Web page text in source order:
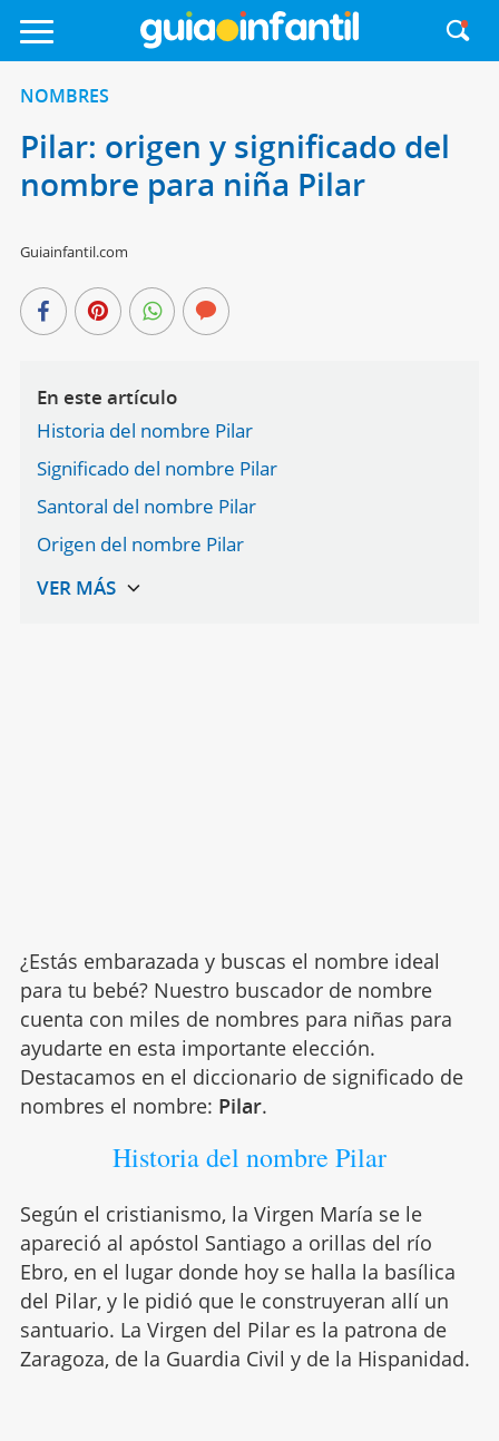
NOMBRES
Pilar: origen y significado del
nombre para niña Pilar
Guiainfantil.com
En este artículo
Historia del nombre Pilar
Significado del nombre Pilar
Santoral del nombre Pilar
Origen del nombre Pilar
¿Estás embarazada y buscas el nombre ideal
para tu bebé? Nuestro buscador de nombre
cuenta con miles de nombres para niñas para
ayudarte en esta importante elección.
Destacamos en el diccionario de significado de
nombres el nombre: Pilar.
Historia del nombre Pilar
Según el cristianismo, la Virgen María se le
apareció al apóstol Santiago a orillas del río
Ebro, en el lugar donde hoy se halla la basílica
del Pilar, y le pidió que le construyeran allí un
santuario. La Virgen del Pilar es la patrona de
Zaragoza, de la Guardia Civil y de la Hispanidad.